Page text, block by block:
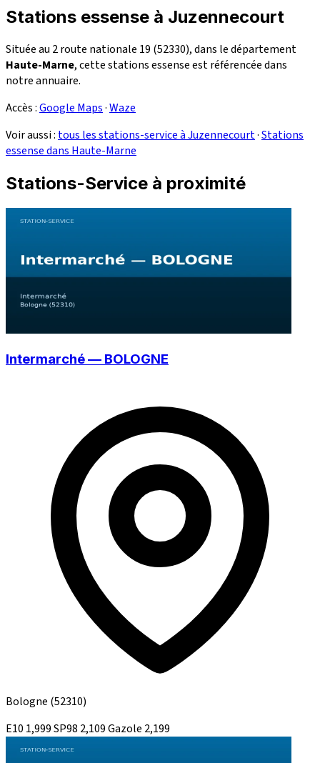
Stations essense à Juzennecourt
Située au 2 route nationale 19 (52330), dans le département
Haute-Marne, cette stations essense est référencée dans
notre annuaire.
Accès :Google Maps·Waze
Voir aussi : tous les stations-service à Juzennecourt·Stations
essense dans Haute-Marne
Stations-Service à proximité
Intermarché — BOLOGNE
Bologne (52310)
E10 1,999SP98 2,109Gazole 2,199